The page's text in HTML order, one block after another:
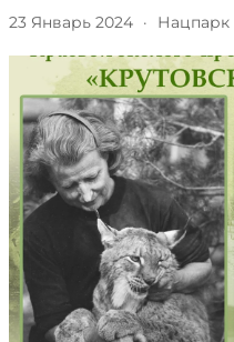
23 Январь 2024 · Нацпарк